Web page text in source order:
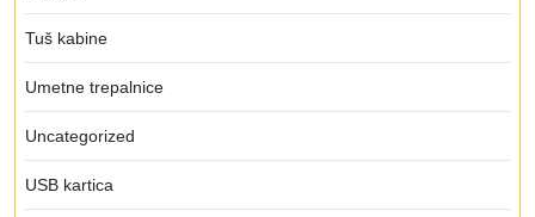
Tuš kabine
Umetne trepalnice
Uncategorized
USB kartica